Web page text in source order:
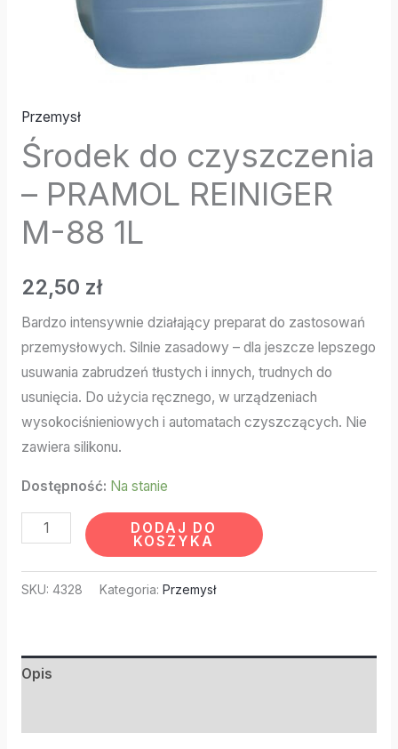
Przemysł
Środek do czyszczenia
– PRAMOL REINIGER
M-88 1L
22,50 zł
Bardzo intensywnie działający preparat do zastosowań
przemysłowych. Silnie zasadowy – dla jeszcze lepszego
usuwania zabrudzeń tłustych i innych, trudnych do
usunięcia. Do użycia ręcznego, w urządzeniach
wysokociśnieniowych i automatach czyszczących. Nie
zawiera silikonu.
Dostępność: Na stanie
DODAJ DO
KOSZYKA
SKU: 4328 Kategoria: Przemysł
Opis